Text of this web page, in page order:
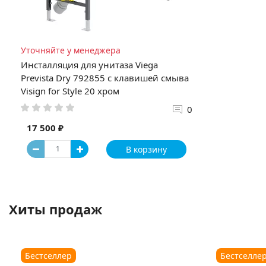
Уточняйте у менеджера
Инсталляция для унитаза Viega
Prevista Dry 792855 с клавишей смыва
Visign for Style 20 хром
0
17 500 ₽
В корзину
Хиты продаж
Бестселлер Бестселлер